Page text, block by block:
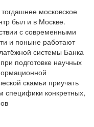
московское
был и в Москве.
с современными
и поныне работают
системы Банка
подготовке научных
скамьи приучать
специфики конкретных,